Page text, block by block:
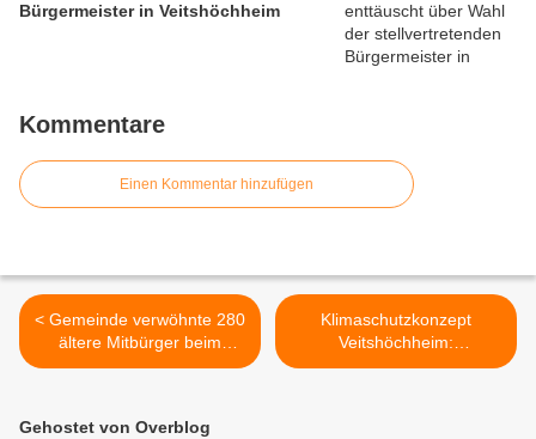
Bürgermeister in Veitshöchheim
Kommentare
Einen Kommentar hinzufügen
< Gemeinde verwöhnte 280
ältere Mitbürger beim
Seniorennachmittag
Klimaschutzkonzept
Veitshöchheim:
Energieausweispflicht und
Gehostet von Overblog